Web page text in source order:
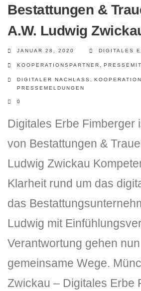
Hilfe
Videoanleitung und Manual
Versionsinformationen
Bestattungen &
A.W. Ludwig
JANUAR 28, 2020 DIGITALES
KOOPERATIONSPARTNER
DIGITALER NACHLASS
PRESSEMELDUNGEN
0
Digitales Erbe Fimberger
von Bestattungen &
Ludwig Zwickau
Klarheit rund um das
das
Ludwig mit
Verantwortung gehen nun
gemeinsame Wege.
Zwickau – Digitales Erbe